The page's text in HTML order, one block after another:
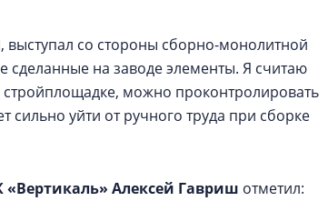
, выступал со стороны сборно-монолитной
сделанные на заводе элементы. Я считаю
можно проконтролировать
сильно уйти от ручного труда при сборке
«Вертикаль» Алексей Гавриш отметил: